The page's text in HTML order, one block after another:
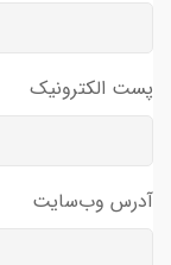
پست الکترونیک
آدرس وب‌سایت